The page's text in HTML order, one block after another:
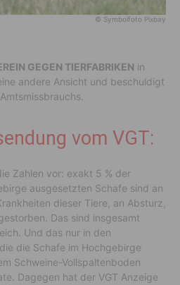
© Symbolfoto Pixbay
GEGEN TIERFABRIKEN in
andere Ansicht und beschuldigt
vom VGT:
Zahlen vor: exakt 5 % der
ausgesetzten Schafe sind an
dieser Tiere, an Absturz,
Das sind insgesamt
Und das nur in den
die Schafe im Hochgebirge
Schweine-Vollspaltenboden
Dagegen hat der VGT Anzeige